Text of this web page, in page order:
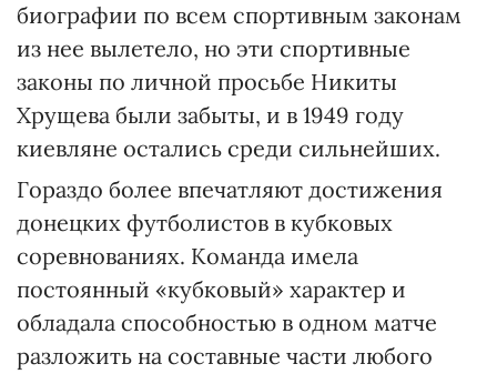
биографии по всем спортивным законам
из нее вылетело, но эти спортивные
законы по личной просьбе Никиты
Хрущева были забыты, и в 1949 году
киевляне остались среди сильнейших.
Гораздо более впечатляют достижения
донецких футболистов в кубковых
соревнованиях. Команда имела
постоянный «кубковый» характер и
обладала способностью в одном матче
разложить на составные части любого